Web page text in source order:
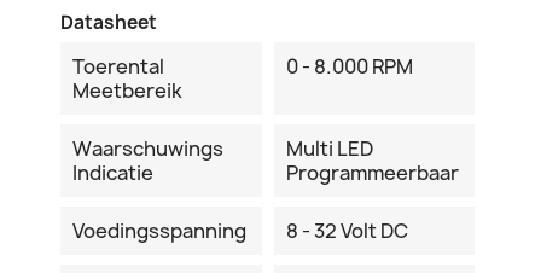
Datasheet
Toerental
Meetbereik
0 - 8.000 RPM
Waarschuwings
Indicatie
Multi LED
Programmeerbaar
Voedingsspanning 8 - 32 Volt DC